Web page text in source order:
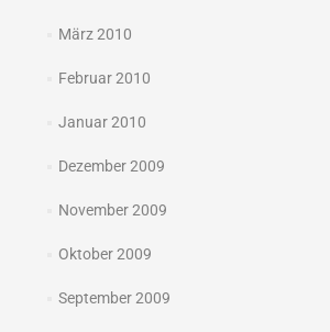
März 2010
Februar 2010
Januar 2010
Dezember 2009
November 2009
Oktober 2009
September 2009